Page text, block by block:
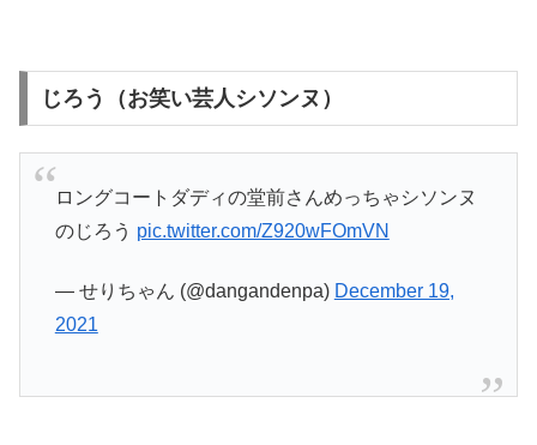
じろう（お笑い芸人シソンヌ）
ロングコートダディの堂前さんめっちゃシソンヌ
のじろう pic.twitter.com/Z920wFOmVN
— せりちゃん (@dangandenpa) December 19,
2021